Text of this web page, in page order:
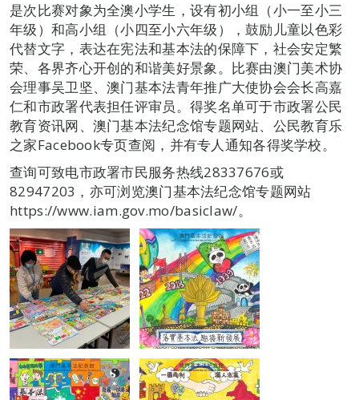
是次比赛对象为全澳小学生，设有初小组（小一至小三
年级）和高小组（小四至小六年级），鼓励儿童以色彩
代替文字，表达在宪法和基本法的保障下，社会安定繁
荣、各界齐心开创的和谐美好景象。比赛由澳门美术协
会理事吴卫坚、澳门基本法青年推广大使协会会长高嘉
仁和市政署代表担任评审员。得奖名单可于市政署公民
教育资讯网、澳门基本法纪念馆专题网站、公民教育乐
之家Facebook专页查阅，并有专人通知各得奖学校。
查询可致电市政署市民服务热线28337676或
82947203，亦可浏览澳门基本法纪念馆专题网站
https://www.iam.gov.mo/basiclaw/。